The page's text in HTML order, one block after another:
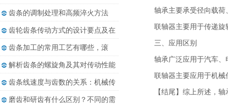
轴承主要承受径向载
联轴器主要用于传递
三、应用区别
轴承广泛应用于汽车
联轴器主要应用于机
【结尾】综上所述，
齿条的调制处理和高频淬火方法
齿轮齿条传动方式的设计要点及在
相......
齿条加工的常用工艺有哪些，滚
齿、......
解析齿条的螺旋角及其对传动性能
的......
齿条线速度与齿数的关系：机械传
动......
磨齿和研齿有什么区别？不同的需